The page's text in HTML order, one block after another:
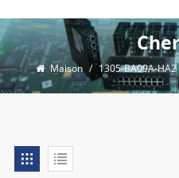
Maison / 1305-BA09A-